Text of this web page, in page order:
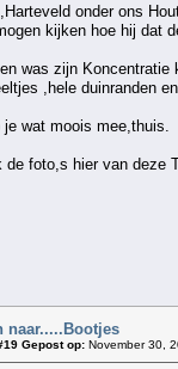
onder ons
kijken hoe hij dat
was zijn
,hele duinranden
wat moois mee,thuis.
de foto,s hier van deze
naar.....Bootjes
Gepost op: November 30,